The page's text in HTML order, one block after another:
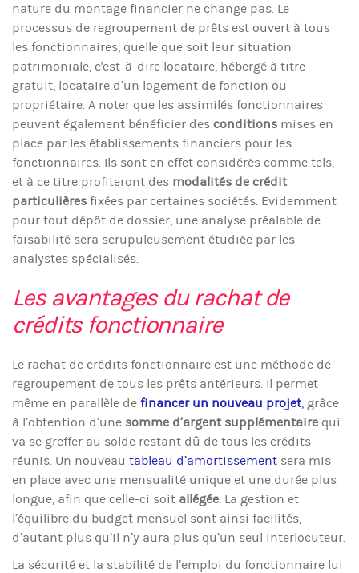
nature du montage financier ne change pas. Le
processus de regroupement de prêts est ouvert à tous
les fonctionnaires, quelle que soit leur situation
patrimoniale, c'est-à-dire locataire, hébergé à titre
gratuit, locataire d’un logement de fonction ou
propriétaire. A noter que les assimilés fonctionnaires
peuvent également bénéficier des conditions mises en
place par les établissements financiers pour les
fonctionnaires. Ils sont en effet considérés comme tels,
et à ce titre profiteront des modalités de crédit
particulières fixées par certaines sociétés. Evidemment
pour tout dépôt de dossier, une analyse préalable de
faisabilité sera scrupuleusement étudiée par les
analystes spécialisés.
Les avantages du rachat de
crédits fonctionnaire
Le rachat de crédits fonctionnaire est une méthode de
regroupement de tous les prêts antérieurs. Il permet
même en parallèle de financer un nouveau projet, grâce
à l’obtention d’une somme d’argent supplémentaire qui
va se greffer au solde restant dû de tous les crédits
réunis. Un nouveau tableau d’amortissement sera mis
en place avec une mensualité unique et une durée plus
longue, afin que celle-ci soit allégée. La gestion et
l’équilibre du budget mensuel sont ainsi facilités,
d’autant plus qu’il n’y aura plus qu’un seul interlocuteur.
La sécurité et la stabilité de l’emploi du fonctionnaire lui